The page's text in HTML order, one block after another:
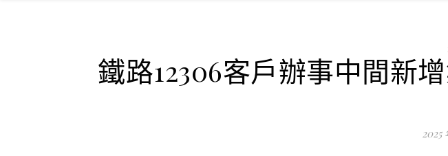
鐵路12306客戶辦事中間新
2025